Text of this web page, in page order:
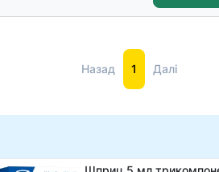
Назад 1 Далі